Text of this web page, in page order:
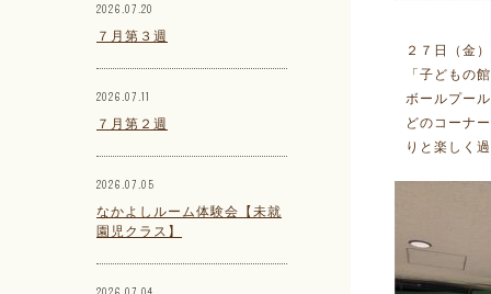
2026.07.20
７月第３週
2026.07.11
７月第２週
2026.07.05
なかよしルーム体験会【未就
園児クラス】
２７日（金）
「子どもの
ボールプー
どのコーナ
りと楽しく